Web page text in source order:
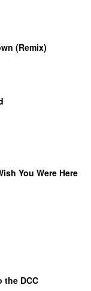
(Remix)
You Were Here
the DCC